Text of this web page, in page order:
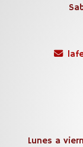
Lunes a